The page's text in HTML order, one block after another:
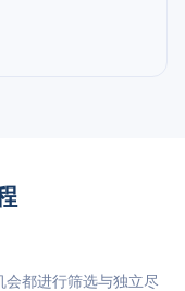
都进行筛选与独立尽